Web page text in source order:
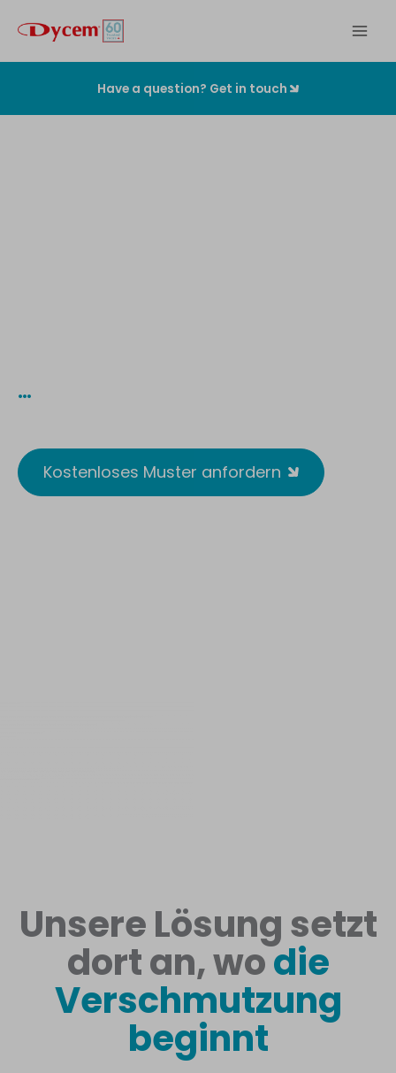
Inhalt
springen
Have a question? Get in touch
…
Kostenloses Muster anfordern
Unsere Lösung setzt
dort an, wodie
Verschmutzung
beginnt